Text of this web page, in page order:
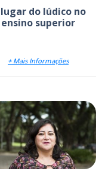
do lúdico no
ensino superior
+ Mais Informações